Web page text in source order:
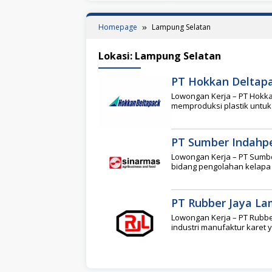
Homepage Lampung Selatan
Lokasi: Lampung Selatan
PT Hokkan
Lowongan Kerja – PT
memproduksi plastik
PT Sumber
Lowongan Kerja – PT
bidang pengolahan
PT Rubber Jaya
Lowongan Kerja – PT
industri manufaktur karet